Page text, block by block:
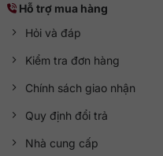
Hỗ trợ mua hàng
Hỏi và đáp
Kiểm tra đơn hàng
Chính sách giao nhận
Quy định đổi trả
Nhà cung cấp